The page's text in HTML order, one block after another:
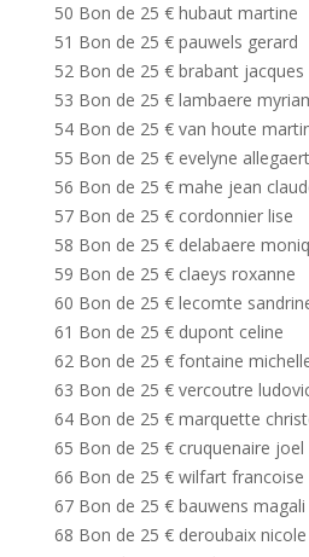
50 Bon de 25 € hubaut martine
51 Bon de 25 € pauwels gerard
52 Bon de 25 € brabant jacques
53 Bon de 25 € lambaere
54 Bon de 25 € van houte
55 Bon de 25 € evelyne allegaert
56 Bon de 25 € mahe jean
57 Bon de 25 € cordonnier lise
58 Bon de 25 € delabaere
59 Bon de 25 € claeys roxanne
60 Bon de 25 € lecomte
61 Bon de 25 € dupont celine
62 Bon de 25 € fontaine
63 Bon de 25 € vercoutre
64 Bon de 25 € marquette
65 Bon de 25 € cruquenaire joel
66 Bon de 25 € wilfart francoise
67 Bon de 25 € bauwens magali
68 Bon de 25 € deroubaix nicole